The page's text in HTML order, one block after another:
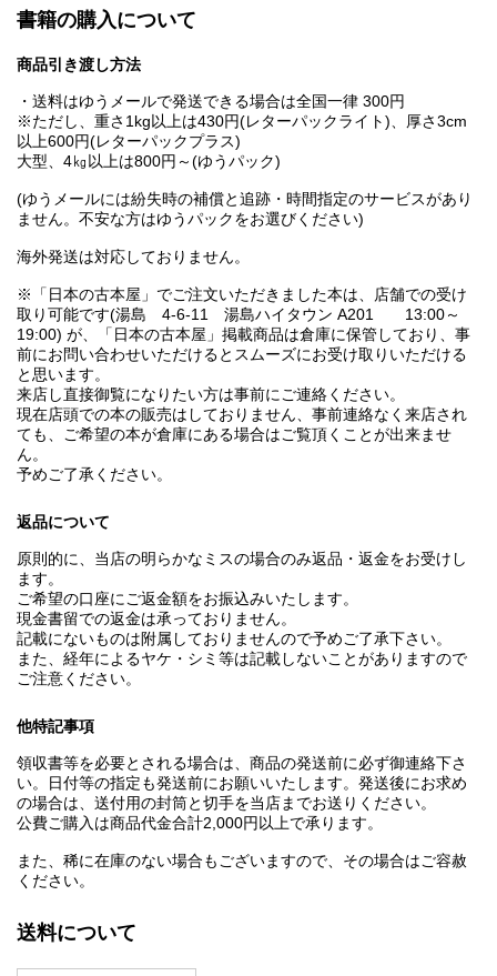
書籍の購入について
商品引き渡し方法
・送料はゆうメールで発送できる場合は全国一律 300円
※ただし、重さ1kg以上は430円(レターパックライト)、厚さ3cm
以上600円(レターパックプラス)
大型、4㎏以上は800円～(ゆうパック)
(ゆうメールには紛失時の補償と追跡・時間指定のサービスがあり
ません。不安な方はゆうパックをお選びください)
海外発送は対応しておりません。
※「日本の古本屋」でご注文いただきました本は、店舗での受け
取り可能です(湯島 4-6-11 湯島ハイタウン A201 13:00～
19:00) が、「日本の古本屋」掲載商品は倉庫に保管しており、事
前にお問い合わせいただけるとスムーズにお受け取りいただける
と思います。
来店し直接御覧になりたい方は事前にご連絡ください。
現在店頭での本の販売はしておりません、事前連絡なく来店され
ても、ご希望の本が倉庫にある場合はご覧頂くことが出来ませ
ん。
予めご了承ください。
返品について
原則的に、当店の明らかなミスの場合のみ返品・返金をお受けし
ます。
ご希望の口座にご返金額をお振込みいたします。
現金書留での返金は承っておりません。
記載にないものは附属しておりませんので予めご了承下さい。
また、経年によるヤケ・シミ等は記載しないことがありますので
ご注意ください。
他特記事項
領収書等を必要とされる場合は、商品の発送前に必ず御連絡下さ
い。日付等の指定も発送前にお願いいたします。発送後にお求め
の場合は、送付用の封筒と切手を当店までお送りください。
公費ご購入は商品代金合計2,000円以上で承ります。
また、稀に在庫のない場合もございますので、その場合はご容赦
ください。
送料について